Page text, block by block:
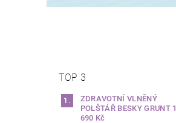
TOP 3
ZDRAVOTNÍ VLNĚNÝ
POLŠTÁŘ BESKY GRUNT 1
690 Kč